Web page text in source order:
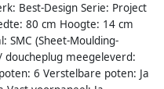
Best-Design Serie: Project
80 cm Hoogte: 14 cm
(Sheet-Moulding-
meegeleverd:
6 Verstelbare poten: Ja